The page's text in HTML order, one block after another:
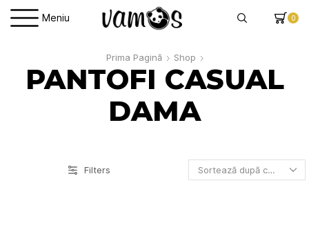
Meniu 0
Prima Pagină Shop
PANTOFI CASUAL
DAMA
Filters